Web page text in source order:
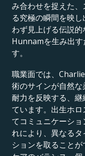
み合わせを捉えた、
る究極の瞬間を映し
わず見上げる伝説的
Hunnamを生み出す
す。
職業面では、
術のサインが自然な
耐力を反映する、継
ています。出生ホロ
てコミュニケーショ
れにより、異なるタ
ションを取ることが